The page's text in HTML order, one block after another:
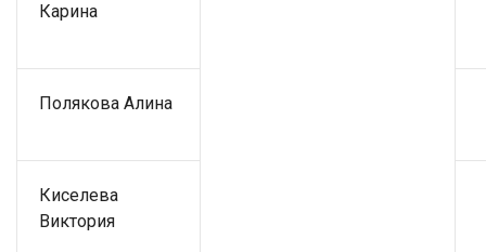
Карина
Полякова Алина
Киселева
Виктория